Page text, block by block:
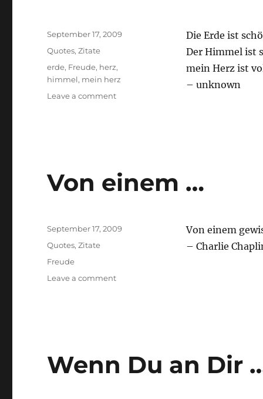
Die Erde ist
Der Himmel ist
mein Herz ist
– unknown
Posted
September 17, 2009
Categories
Quotes,Zitate
Tags
erde, Freude, herz,
himmel, mein herz
Leave a commenton
Von einem …
Von einem
– Charlie
Posted
September 17, 2009
Categories
Quotes,Zitate
Tags
Freude
Leave a commenton
Wenn Du an Dir